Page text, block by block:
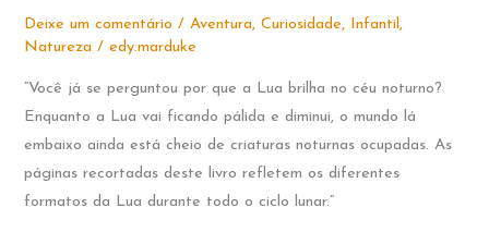
Deixe um comentário /Aventura,Curiosidade, Infantil,
Natureza /edy.marduke
“Você já se perguntou por que a Lua brilha no céu noturno?
Enquanto a Lua vai ficando pálida e diminui, o mundo lá
embaixo ainda está cheio de criaturas noturnas ocupadas. As
páginas recortadas deste livro refletem os diferentes
formatos da Lua durante todo o ciclo lunar.”